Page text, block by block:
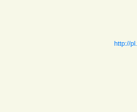
http://